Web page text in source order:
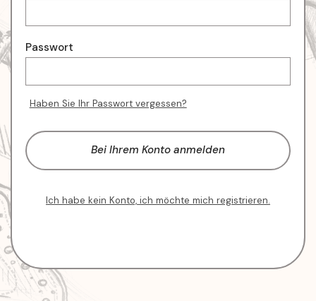
Passwort
Haben Sie Ihr Passwort vergessen?
Bei Ihrem Konto anmelden
Ich habe kein Konto, ich möchte mich registrieren.